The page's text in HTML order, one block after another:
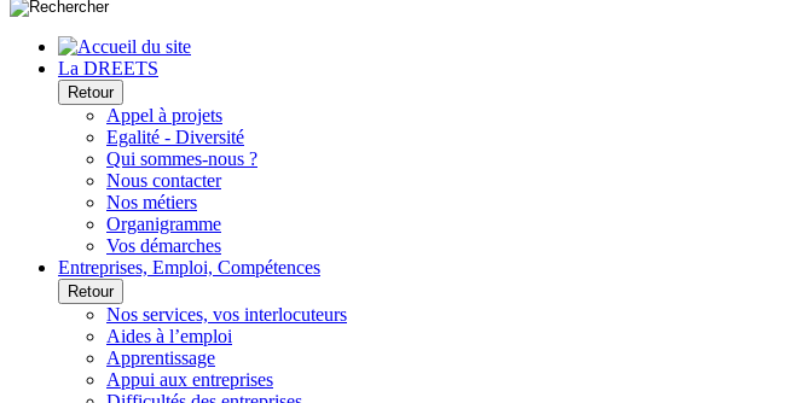
La DREETS
Retour
Appel à projets
Egalité - Diversité
Qui sommes-nous ?
Nous contacter
Nos métiers
Organigramme
Vos démarches
Entreprises, Emploi, Compétences
Retour
Nos services, vos interlocuteurs
Aides à l’emploi
Apprentissage
Appui aux entreprises